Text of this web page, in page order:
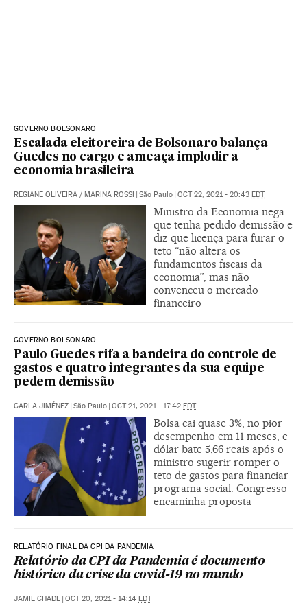
GOVERNO BOLSONARO
Escalada eleitoreira de Bolsonaro balança
Guedes no cargo e ameaça implodir a
economia brasileira
REGIANE OLIVEIRA / MARINA ROSSI | São Paulo | OCT 22, 2021 - 20:43 EDT
Ministro da Economia nega
que tenha pedido demissão e
diz que licença para furar o
teto “não altera os
fundamentos fiscais da
economia”, mas não
convenceu o mercado
financeiro
GOVERNO BOLSONARO
Paulo Guedes rifa a bandeira do controle de
gastos e quatro integrantes da sua equipe
pedem demissão
CARLA JIMÉNEZ | São Paulo | OCT 21, 2021 - 17:42 EDT
Bolsa cai quase 3%, no pior
desempenho em 11 meses, e
dólar bate 5,66 reais após o
ministro sugerir romper o
teto de gastos para financiar
programa social. Congresso
encaminha proposta
RELATÓRIO FINAL DA CPI DA PANDEMIA
Relatório da CPI da Pandemia é documento
histórico da crise da covid-19 no mundo
JAMIL CHADE | OCT 20, 2021 - 14:14 EDT